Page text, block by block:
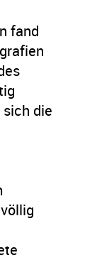
fand
die